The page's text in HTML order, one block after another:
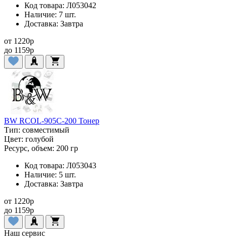
Код товара: Л053042
Наличие: 7 шт.
Доставка: Завтра
от 1220p
до 1159p
BW RCOL-905C-200 Тонер
Тип: совместимый
Цвет: голубой
Ресурс, объем: 200 гр
Код товара: Л053043
Наличие: 5 шт.
Доставка: Завтра
от 1220p
до 1159p
Наш сервис